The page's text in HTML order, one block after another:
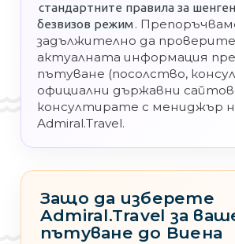
стандартните правила за
безвизов режим.
задължително да
актуалната информация
пътуване (посолство,
официални държавни
консултирате с мениджър
Admiral.Travel.
Защо да изберете
Admiral.Travel за
пътуване до Виена